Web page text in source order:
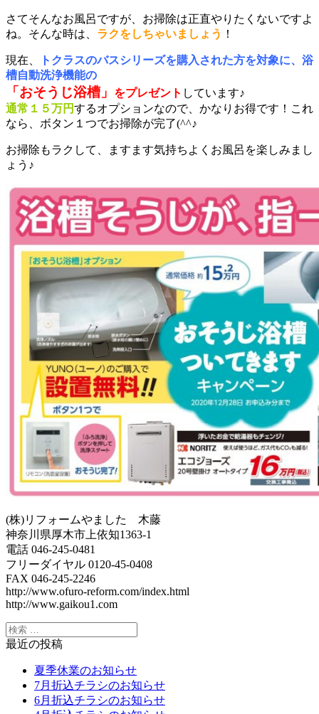
さてそんなお風呂ですが、お掃除は正直やりたくないですよ
ね。そんな時は、 ラクをしちゃいましょう ！
現在、
トクラスのバスシリーズを購入された方を対象に、浴
槽自動洗浄機能の
「おそうじ浴槽」 をプレゼント しています♪
通常１５万円するオプションなので、かなりお得です！これ
なら、ボタン１つでお掃除が完了(^^♪
お掃除もラクして、ますます気持ちよくお風呂を楽しみまし
ょう♪
(株)リフォームやました 木藤
神奈川県厚木市上依知1363-1
電話 046-245-0481
フリーダイヤル 0120-45-0408
FAX 046-245-2246
http://www.ofuro-reform.com/index.html
http://www.gaikou1.com
最近の投稿
夏季休業のお知らせ
7月折込チラシのお知らせ
6月折込チラシのお知らせ